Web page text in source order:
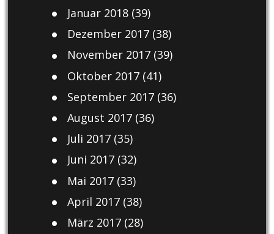
Januar 2018(39)
Dezember 2017(38)
November 2017(39)
Oktober 2017(41)
September 2017(36)
August 2017(36)
Juli 2017(35)
Juni 2017(32)
Mai 2017(33)
April 2017(38)
März 2017(28)